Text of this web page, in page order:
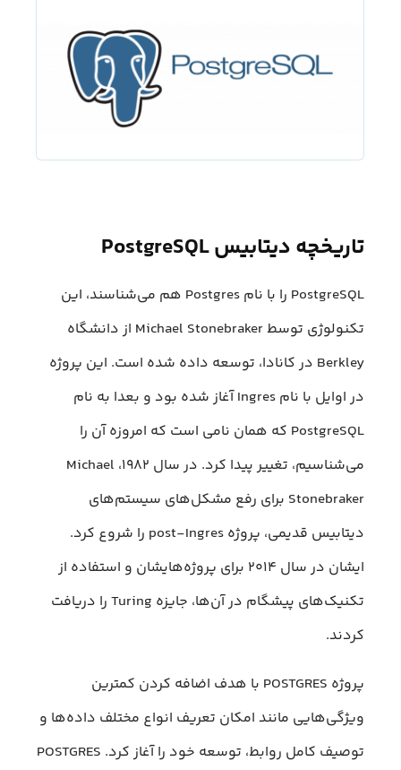
تاریخچه دیتابیس PostgreSQL
PostgreSQL را با نام Postgres هم می‌شناسند، این
تکنولوژی توسط Michael Stonebraker از دانشگاه
Berkley در کانادا، توسعه داده شده است. این پروژه
در اوایل با نام Ingres آغاز شده بود و بعدا به نام
PostgreSQL که همان نامی است که امروزه آن را
می‌شناسیم، تغییر پیدا کرد. در سال ۱۹۸۲، Michael
Stonebraker برای رفع مشکل‌های سیستم‌های
دیتابیس قدیمی، پروژه post-Ingres را شروع کرد.
ایشان در سال ۲۰۱۴ برای پروژه‌هایشان و استفاده از
تکنیک‌های پیشگام در آن‌ها، جایزه Turing را دریافت
کردند.
پروژه POSTGRES با هدف اضافه کردن کمترین
ویژگی‌هایی مانند امکان تعریف انواع مختلف داده‌ها و
توصیف کامل روابط، توسعه خود را آغاز کرد. POSTGRES